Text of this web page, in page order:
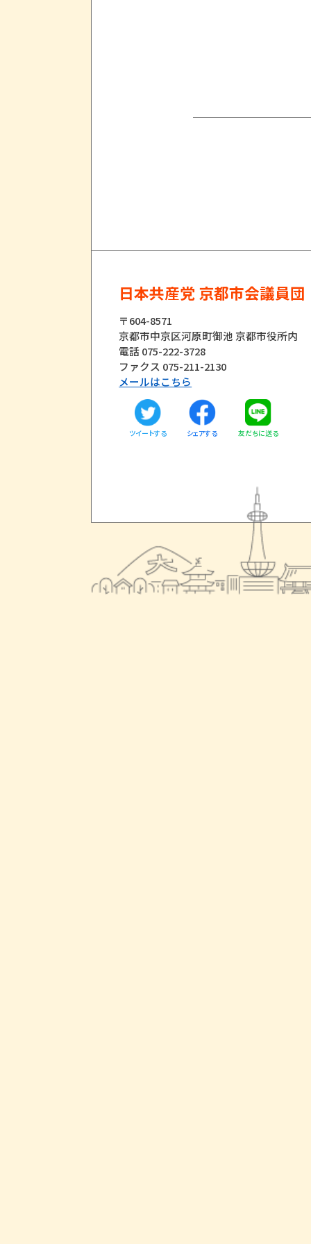
日本共産党 京都市会議員団
〒604-8571
京都市中京区河原町御池 京都市役所内
電話 075-222-3728
ファクス 075-211-2130
メールはこちら
ツイートする シェアする 友だちに送る